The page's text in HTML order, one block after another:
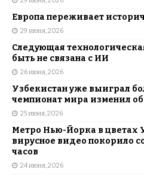
Европа переживает
29 июня, 2026
Следующая
быть не связана с ИИ
26 июня, 2026
Узбекистан уже выиграл
чемпионат мира изменил
25 июня, 2026
Метро Нью-Йорка в цветах
вирусное видео покорило
часов
24 июня, 2026